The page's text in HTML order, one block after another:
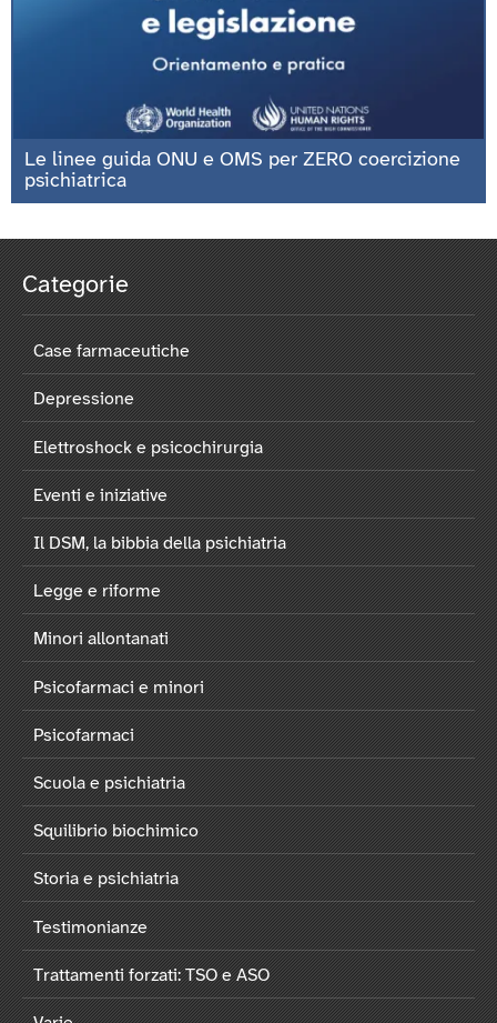
Le linee guida ONU e OMS per ZERO coercizione
psichiatrica
Categorie
Case farmaceutiche
Depressione
Elettroshock e psicochirurgia
Eventi e iniziative
Il DSM, la bibbia della psichiatria
Legge e riforme
Minori allontanati
Psicofarmaci e minori
Psicofarmaci
Scuola e psichiatria
Squilibrio biochimico
Storia e psichiatria
Testimonianze
Trattamenti forzati: TSO e ASO